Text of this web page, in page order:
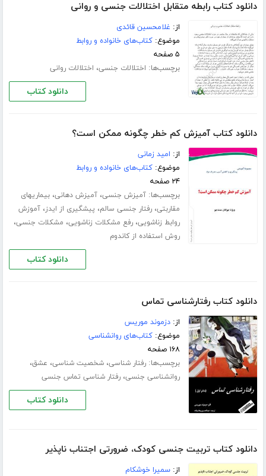
دانلود کتاب رابطه متقابل اختلالات جنسی و روانی
از: غلامحسین قائدی
موضوع:کتاب‌های خانواده و روابط
۵ صفحه
برچسب‌ها: اختلالات جنسی، اختلالات روانی
دانلود کتاب
دانلود کتاب آمیزش کم خطر چگونه ممکن است؟
از: امید زمانی
موضوع:کتاب‌های خانواده و روابط
۲۴ صفحه
برچسب‌ها:آمیزش جنسی،آمیزش دهانی،بیماریهای
مقاربتی،رفتار جنسی سالم، پیشگیری از ایدز،آموزش
روابط زناشویی،رفع مشکلات زناشویی، مشکلات جنسی،
روش استفاده از کاندوم
دانلود کتاب
دانلود کتاب رفتارشناسی تماس
از:دزموند موریس
موضوع:کتاب‌های روانشناسی
۱۶۸ صفحه
برچسب‌ها:رفتار شناسی،شخصیت شناسی، عشق،
روانشناسی جنسی،رفتار شناسی تماس جنسی
دانلود کتاب
دانلود کتاب تربیت جنسی کودک، ضرورتی اجتناب ناپذیر
از:سمیرا خوشکام